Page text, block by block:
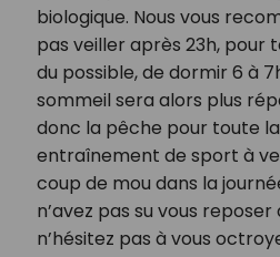
biologique. Nous vous
pas veiller après 23h, pour
du possible, de dormir 6 à
sommeil sera alors plus
donc la pêche pour toute
entraînement de sport à
coup de mou dans la
n’avez pas su vous reposer
n’hésitez pas à vous